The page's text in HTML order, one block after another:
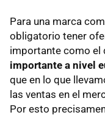
Para una marca
obligatorio tener
importante como el
importante a nivel
que en lo que
las ventas en el
Por esto